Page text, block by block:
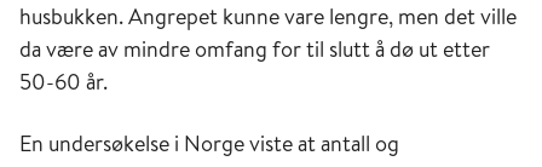
husbukken. Angrepet kunne vare lengre, men det ville
da være av mindre omfang for til slutt å dø ut etter
50-60 år.
En undersøkelse i Norge viste at antall og